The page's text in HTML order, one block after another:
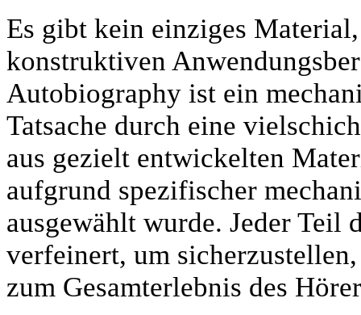
Es gibt kein einziges
konstruktiven
Autobiography ist ein
Tatsache durch eine
aus gezielt entwickelten
aufgrund spezifischer
ausgewählt wurde. Jeder Teil
verfeinert, um
zum Gesamterlebnis des